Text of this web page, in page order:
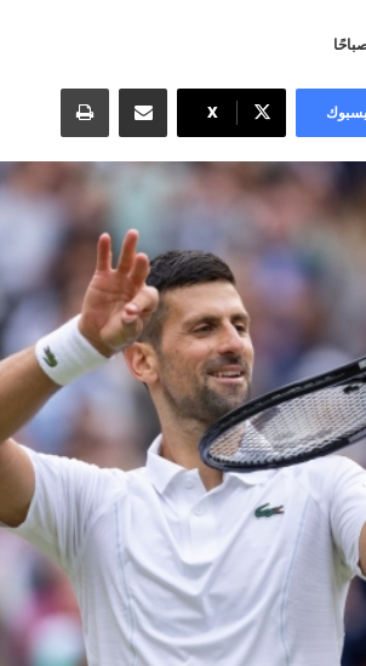
X
مشاركة عبر البريد طباعة